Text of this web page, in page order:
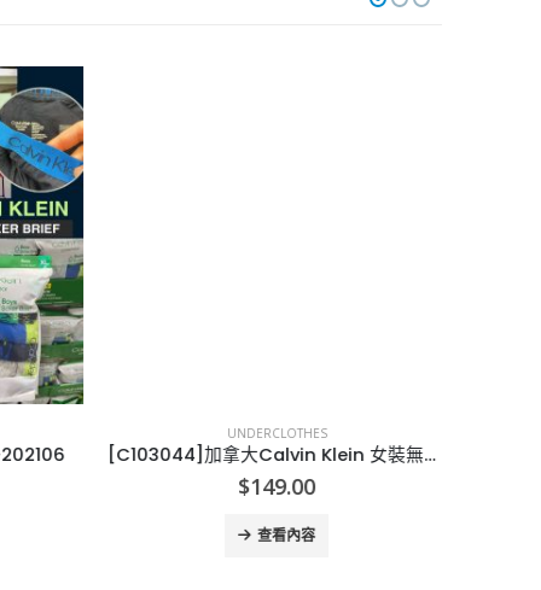
UNDERCLOTHES
[C103044]加拿大Calvin Klein 女裝無痕底褲 (一盒4條)
$149.00
查看內容